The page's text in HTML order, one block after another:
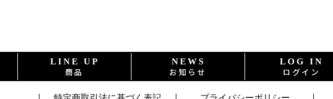
LINE UP
商品
NEWS
お知らせ
LOG IN
ログイン